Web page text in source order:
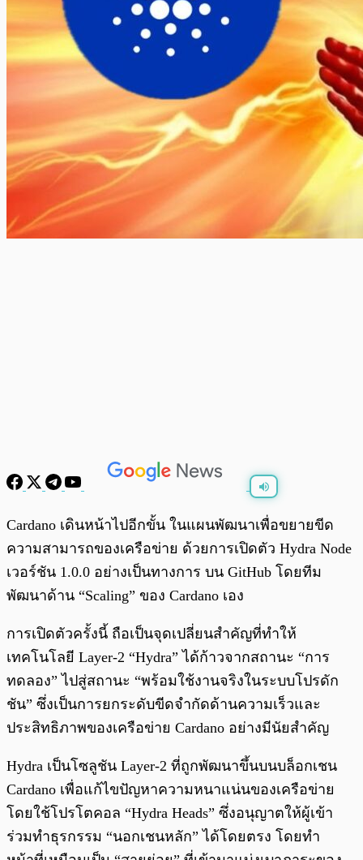
พร้อมเล่น 0:00
Cardano เดินหน้าไปอีกขั้น ในแผนพัฒนาเพื่อขยายขีด
ความสามารถของเครือข่าย ด้วยการเปิดตัว Hydra Node
เวอร์ชัน 1.0.0 อย่างเป็นทางการ บน GitHub โดยทีม
พัฒนาด้าน “Scaling” ของ Cardano เอง
การเปิดตัวครั้งนี้ ถือเป็นจุดเปลี่ยนสำคัญที่ทำให้
เทคโนโลยี Layer-2 “Hydra” ได้ก้าวจากสถานะ “การ
ทดลอง” ไปสู่สถานะ “พร้อมใช้งานจริงในระบบโปรดัก
ชัน” ซึ่งเป็นการยกระดับขีดจำกัดด้านความเร็วและ
ประสิทธิภาพของเครือข่าย Cardano อย่างมีนัยสำคัญ
Hydra เป็นโซลูชัน Layer-2 ที่ถูกพัฒนาขึ้นบนบล็อกเชน
Cardano เพื่อแก้ไขปัญหาความหนาแน่นของเครือข่าย
โดยใช้โปรโตคอล “Hydra Heads” ซึ่งอนุญาตให้ผู้เข้า
ร่วมทำธุรกรรม “นอกเชนหลัก” ได้โดยตรง โดยทำ